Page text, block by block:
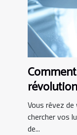
matinale
Vous rêvez
chercher vos
de...